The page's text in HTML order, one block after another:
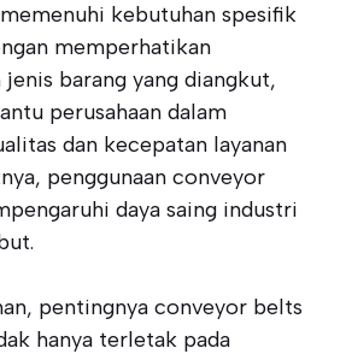
kebutuhan spesifik
memperhatikan
barang yang diangkut,
perusahaan dalam
dan kecepatan layanan
penggunaan conveyor
daya saing industri
pentingnya conveyor belts
hanya terletak pada